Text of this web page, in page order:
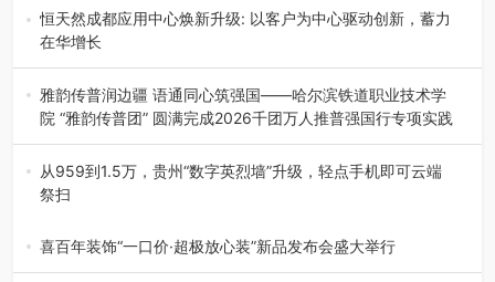
地”（贵州站）主题…
恒天然成都应用中心焕新升级: 以客户为中心驱动创新，蓄力
在华增长
融合全球研发实力与本土洞察，深化客户共创，赋能西南市
场创新发展 （7月27日，成…
雅韵传普润边疆 语通同心筑强国——哈尔滨铁道职业技术学
院 “雅韵传普团” 圆满完成2026千团万人推普强国行专项实践
为扎实推进2026“千团万人推普强国行”大学生暑期社会实
践，牢牢紧扣 “雅韵传普…
从959到1.5万，贵州“数字英烈墙”升级，轻点手机即可云端
祭扫
市退役军人事务局联合贵州广电…
喜百年装饰“一口价·超极放心装”新品发布会盛大举行
2026年7月31日，喜百年装饰“一口价·超极放心装”新品发布